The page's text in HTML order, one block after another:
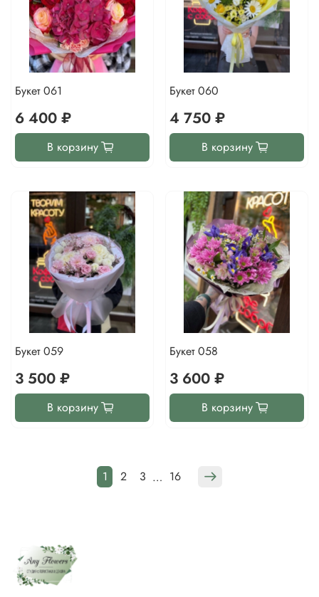
Букет 061
6 400 ₽
В корзину
Букет 060
4 750 ₽
В корзину
Букет 059
3 500 ₽
В корзину
Букет 058
3 600 ₽
В корзину
1 2 3 … 16